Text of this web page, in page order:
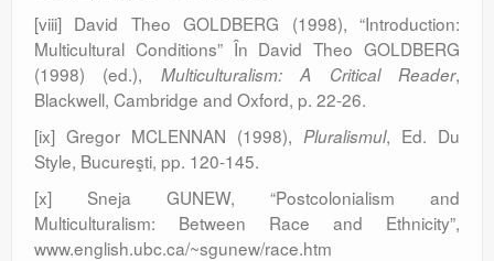
[viii] David Theo GOLDBERG (1998), “Introduction:
Multicultural Conditions” În David Theo GOLDBERG
(1998) (ed.), Multiculturalism: A Critical Reader,
Blackwell, Cambridge and Oxford, p. 22-26.
[ix] Gregor MCLENNAN (1998), Pluralismul, Ed. Du
Style, Bucureşti, pp. 120-145.
[x] Sneja GUNEW, “Postcolonialism and
Multiculturalism: Between Race and Ethnicity”,
www.english.ubc.ca/~sgunew/race.htm